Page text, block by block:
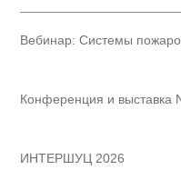
Вебинар: Системы
Конференция и выставка
ИНТЕРШУЦ 2026